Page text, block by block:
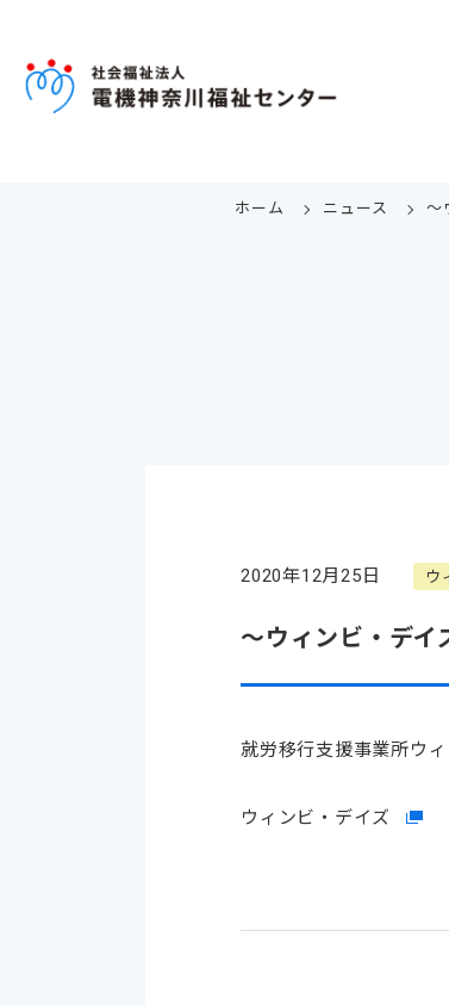
ホーム ニュース ～
2020年12月25日 ウ
～ウィンビ・デイ
就労移行支援事業所ウ
ウィンビ・デイズ